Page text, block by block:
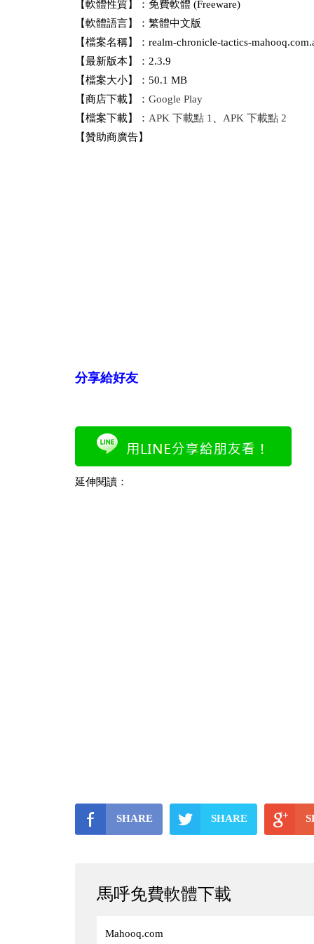
【軟體性質】：免費軟體 (Freeware)
【軟體語言】：繁體中文版
【檔案名稱】：realm-chronicle-tactics-
【最新版本】：2.3.9
【檔案大小】：50.1 MB
【商店下載】： Google Play
【檔案下載】： APK 下載點 1、 APK 下載點 2
【贊助商廣告】
分享給好友
延伸閱讀：
SHARE SHARE
馬呼免費軟體下載
Mahooq.com